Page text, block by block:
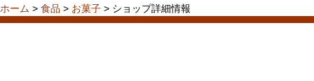
ホーム > 食品 > お菓子 > ショップ詳細情報